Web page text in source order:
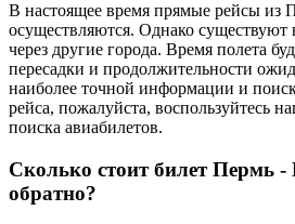
В настоящее время прямые рейсы из
осуществляются. Однако существуют
через другие города. Время полета
пересадки и продолжительности
наиболее точной информации и
рейса, пожалуйста, воспользуйтесь
поиска авиабилетов.
Сколько стоит билет Пермь
обратно?